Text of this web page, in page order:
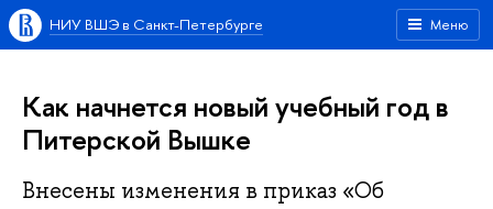
Меню
НИУ ВШЭ в Санкт-Петербурге
Как начнется новый учебный год в
Питерской Вышке
Внесены изменения в приказ «Об